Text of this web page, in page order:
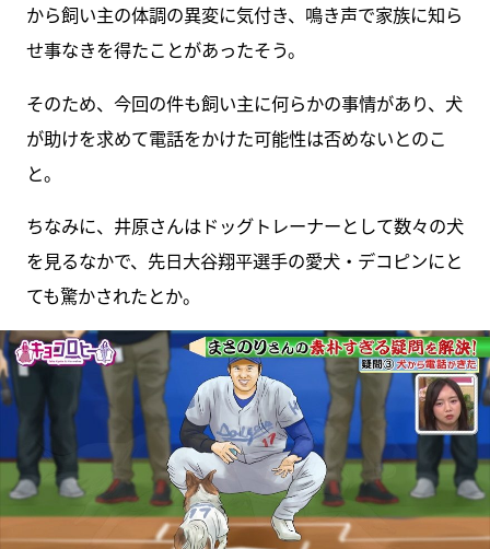
から飼い主の体調の異変に気付き、鳴き声で家族に知ら
せ事なきを得たことがあったそう。
そのため、今回の件も飼い主に何らかの事情があり、犬
が助けを求めて電話をかけた可能性は否めないとのこ
と。
ちなみに、井原さんはドッグトレーナーとして数々の犬
を見るなかで、先日大谷翔平選手の愛犬・デコピンにと
ても驚かされたとか。